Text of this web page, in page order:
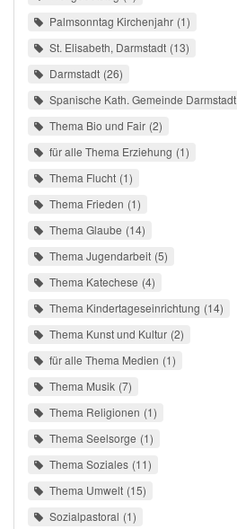
Palmsonntag Kirchenjahr 1
St. Elisabeth, Darmstadt 13
Darmstadt 26
Spanische Kath. Gemeinde Darmstadt
Thema Bio und Fair 2
für alle Thema Erziehung 1
Thema Flucht 1
Thema Frieden 1
Thema Glaube 14
Thema Jugendarbeit 5
Thema Katechese 4
Thema Kindertageseinrichtung 14
Thema Kunst und Kultur 2
für alle Thema Medien 1
Thema Musik 7
Thema Religionen 1
Thema Seelsorge 1
Thema Soziales 11
Thema Umwelt 15
Sozialpastoral 1